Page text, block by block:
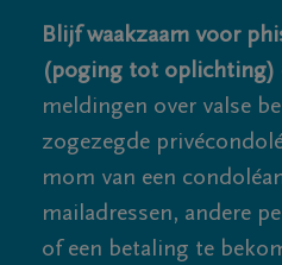
Blijf waakzaam voor
(poging tot oplichting)
meldingen over valse
zogezegde
mom van een
mailadressen, andere
of een betaling te